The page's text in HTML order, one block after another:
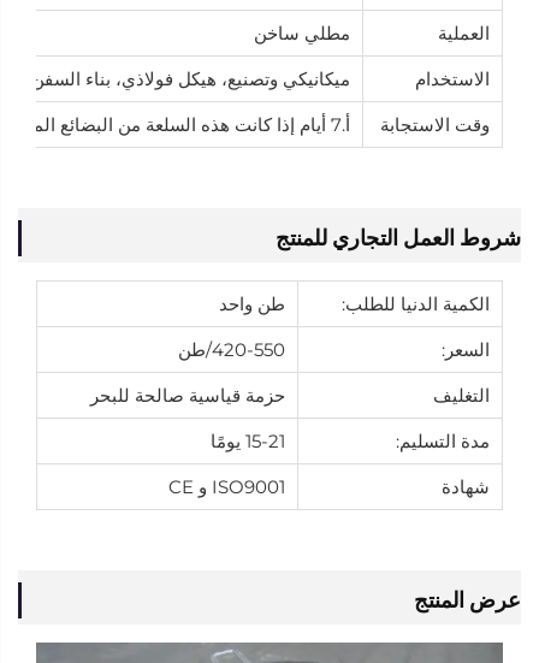
العملية
مطلي ساخن
الاستخدام
ميكانيكي وتصنيع، هيكل فولاذي، بناء السفن،
وقت الاستجابة
أ.7 أيام إذا كانت هذه السلعة من البضائع المتوفرة في المخزون. ب.20 يومًا إذا كانت هذه السلعة ستصنع بعد الطلب.
شروط العمل التجاري للمنتج
الكمية الدنيا للطلب:
طن واحد
السعر:
420-550/طن
التغليف
حزمة قياسية صالحة للبحر
مدة التسليم:
15-21 يومًا
شهادة
ISO9001 و CE
عرض المنتج